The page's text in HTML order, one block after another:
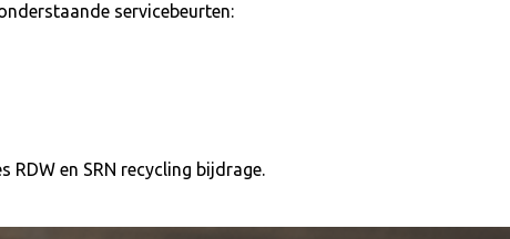
servicebeurten:
en SRN recycling bijdrage.